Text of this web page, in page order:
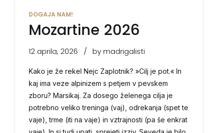
DOGAJA NAM!
Mozartine 2026
12 aprila, 2026 by madrigalisti
Kako je že rekel Nejc Zaplotnik? »Cilj je pot.« In
kaj ima veze alpinizem s petjem v pevskem
zboru? Marsikaj. Za dosego želenega cilja je
potrebno veliko treninga (vaj), odrekanja (spet te
vaje), trme (iti na vaje) in vztrajnosti (pa še enkrat